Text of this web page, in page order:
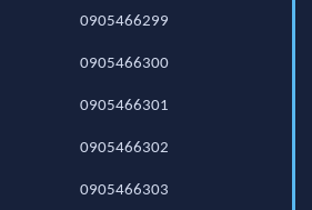
0905466299
0905466300
0905466301
0905466302
0905466303